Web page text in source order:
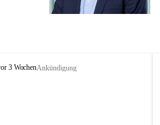
3 WochenAnkündigung